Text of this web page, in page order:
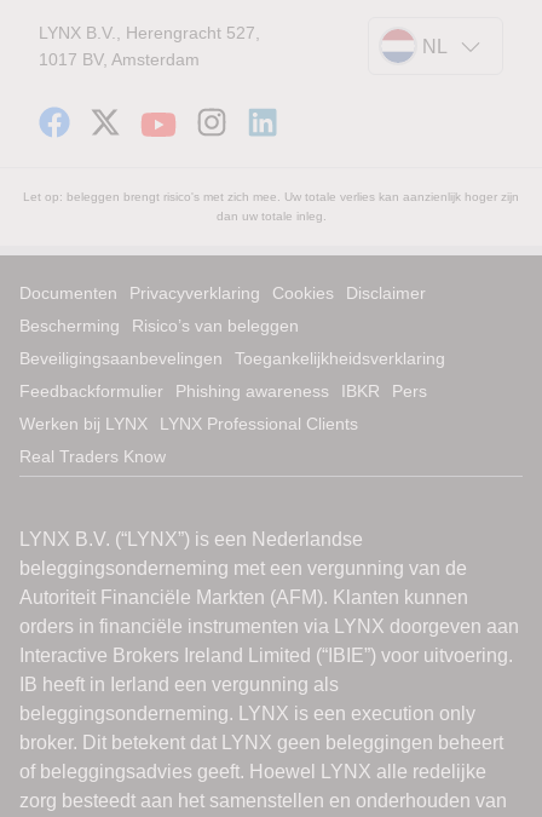
LYNX B.V., Herengracht 527,
1017 BV, Amsterdam
NL
Let op: beleggen brengt risico's met zich mee. Uw totale verlies kan aanzienlijk hoger zijn
dan uw totale inleg.
Documenten Privacyverklaring Cookies
Disclaimer
Bescherming
Risico’s van beleggen
Beveiligingsaanbevelingen
Toegankelijkheidsverklaring
Feedbackformulier
Phishing awareness IBKR
Pers
Werken bij LYNX
LYNX Professional Clients
Real Traders Know